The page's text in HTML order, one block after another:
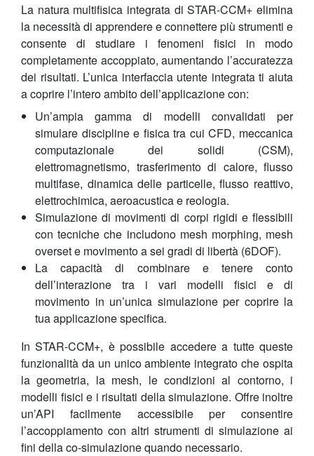
La natura multifisica integrata di STAR-CCM+ elimina
la necessità di apprendere e connettere più strumenti e
consente di studiare i fenomeni fisici in modo
completamente accoppiato, aumentando l’accuratezza
dei risultati. L’unica interfaccia utente integrata ti aiuta
a coprire l’intero ambito dell’applicazione con:
Un’ampia gamma di modelli convalidati per
simulare discipline e fisica tra cui CFD, meccanica
computazionale dei solidi (CSM),
elettromagnetismo, trasferimento di calore, flusso
multifase, dinamica delle particelle, flusso reattivo,
elettrochimica, aeroacustica e reologia.
Simulazione di movimenti di corpi rigidi e flessibili
con tecniche che includono mesh morphing, mesh
overset e movimento a sei gradi di libertà (6DOF).
La capacità di combinare e tenere conto
dell’interazione tra i vari modelli fisici e di
movimento in un’unica simulazione per coprire la
tua applicazione specifica.
In STAR-CCM+, è possibile accedere a tutte queste
funzionalità da un unico ambiente integrato che ospita
la geometria, la mesh, le condizioni al contorno, i
modelli fisici e i risultati della simulazione. Offre inoltre
un’API facilmente accessibile per consentire
l’accoppiamento con altri strumenti di simulazione ai
fini della co-simulazione quando necessario.